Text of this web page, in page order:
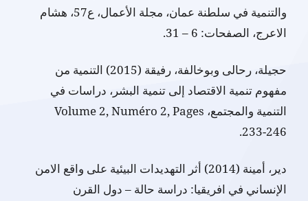
والتنمية في سلطنة عمان، مجلة الأعمال، ع57، هشام
الاعرج، الصفحات: 6 – 31.
حجيلة، رحالى وبوخالفة، رفيقة (2015) التنمية من
مفهوم تنمية الاقتصاد إلى تنمية البشر، دراسات في
التنمية والمجتمع، Volume 2, Numéro 2, Pages
233-246.
دير، أمينة (2014) أثر التهديدات البيئية على واقع الامن
الإنساني في افريقيا: دراسة حالة – دول القرن